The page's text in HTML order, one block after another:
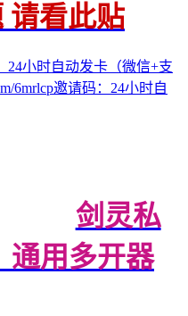
请看此贴
24小时自动发卡（微信+支
6mrlcp邀请码：24小时自
剑灵私
通用多开器